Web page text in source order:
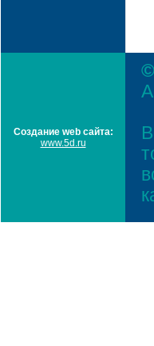
Создание web сайта:
www.5d.ru